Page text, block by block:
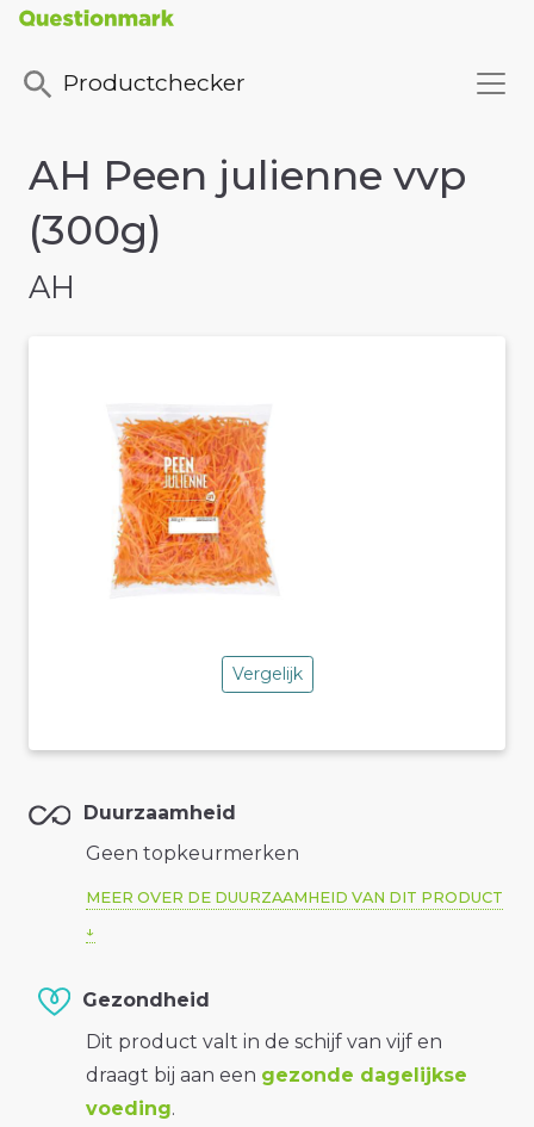
Productchecker
AH Peen julienne vvp
(300g)
AH
Vergelijk
Duurzaamheid
Geen topkeurmerken
MEER OVER DE DUURZAAMHEID VAN DIT PRODUCT
Gezondheid
Dit product valt in de schijf van vijf en
draagt bij aan een gezonde dagelijkse
voeding.